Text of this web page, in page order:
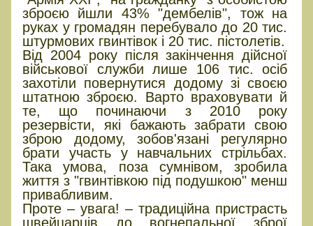
зброєю йшли 43% "дембелів", тож на
руках у громадян перебувало до 20 тис.
штурмових гвинтівок і 20 тис. пістолетів.
Від 2004 року після закінчення дійсної
військової служби лише 106 тис. осіб
захотіли повернутися додому зі своєю
штатною зброєю. Варто враховувати й
те, що починаючи з 2010 року
резервісти, які бажають забрати свою
зброю додому, зобов'язані регулярно
брати участь у навчальних стрільбах.
Така умова, поза сумнівом, зробила
життя з "гвинтівкою під подушкою" менш
привабливим.
Проте – увага! – традиційна пристрасть
швейцарців до вогнепальної зброї